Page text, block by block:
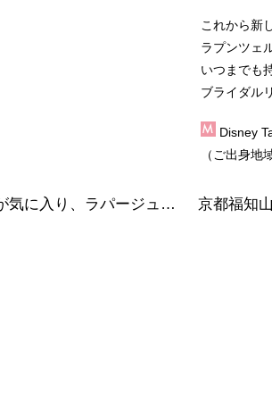
これから新
ラプンツェ
いつまでも
ブライダル
Disney
（ご出身地
大阪府泉南市 コンビの感じと緩やかなウェーブが気に入り、ラパージュの結婚指輪をご成約のお客様です。